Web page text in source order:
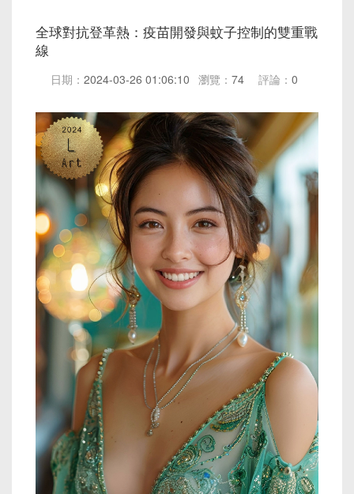
全球對抗登革熱：疫苗開發與蚊子控制的雙重戰
線
日期： 2024-03-26 01:06:10 瀏覽： 74 評論： 0